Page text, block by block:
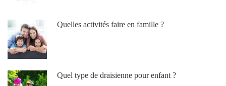
Quelles activités faire en famille ?
Quel type de draisienne pour enfant ?